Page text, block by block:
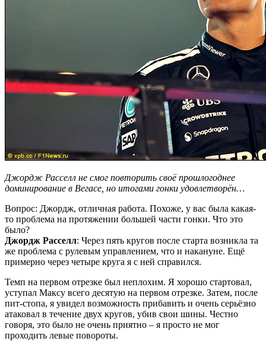
Джордж Расселл не смог повторить своё прошлогоднее
доминирование в Вегасе, но итогами гонки удовлетворён…
Вопрос: Джордж, отличная работа. Похоже, у вас была какая-
то проблема на протяжении большей части гонки. Что это
было?
Джордж Расселл: Через пять кругов после старта возникла та
же проблема с рулевым управлением, что и накануне. Ещё
примерно через четыре круга я с ней справился.
Темп на первом отрезке был неплохим. Я хорошо стартовал,
уступал Максу всего десятую на первом отрезке. Затем, после
пит-стопа, я увидел возможность прибавить и очень серьёзно
атаковал в течение двух кругов, убив свои шины. Честно
говоря, это было не очень приятно – я просто не мог
проходить левые повороты.